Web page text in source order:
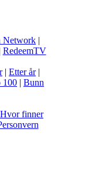
Network |
RedeemTV
| Etter år|
100 | Bunn
Hvor finner